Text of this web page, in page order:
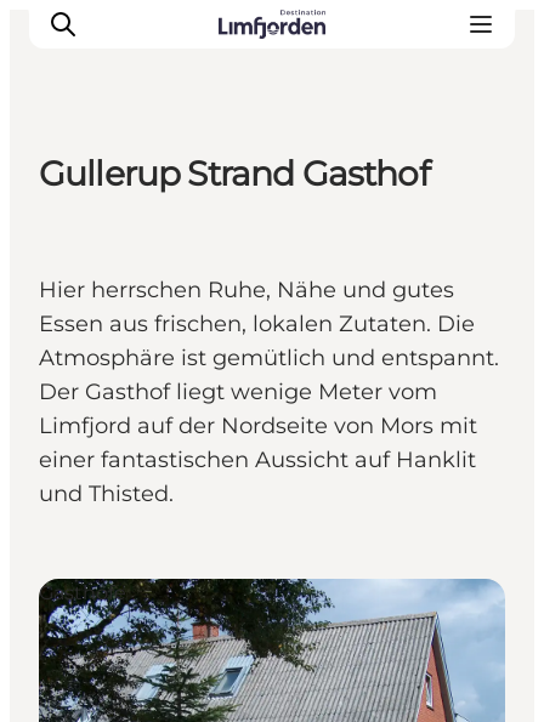
Gullerup Strand Gasthof
Hier herrschen Ruhe, Nähe und gutes
Essen aus frischen, lokalen Zutaten. Die
Atmosphäre ist gemütlich und entspannt.
Der Gasthof liegt wenige Meter vom
Limfjord auf der Nordseite von Mors mit
einer fantastischen Aussicht auf Hanklit
und Thisted.
Gasthöfe